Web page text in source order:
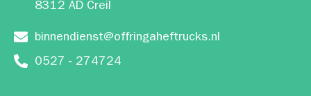
8312 AD Creil
binnendienst@offringaheftrucks.nl
0527 - 274724